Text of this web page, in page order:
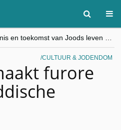
“Besnijdenisdebat toont hoe moeilijk seculiere Westen minderheden begrijpt”, Jinnih Beels (Vooruit)
CITYTRIP | ROEMENIË – Boekarest: de verrassing van Oost-Europa
CULTUUR & JODENDOM
furore